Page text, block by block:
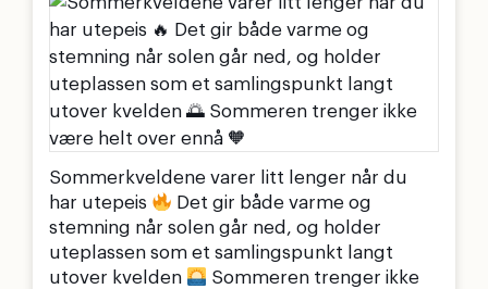
Sommerkveldene varer litt lenger når du
har utepeis
Det gir både varme og
stemning når solen går ned, og holder
uteplassen som et samlingspunkt langt
utover kvelden
Sommeren trenger ikke